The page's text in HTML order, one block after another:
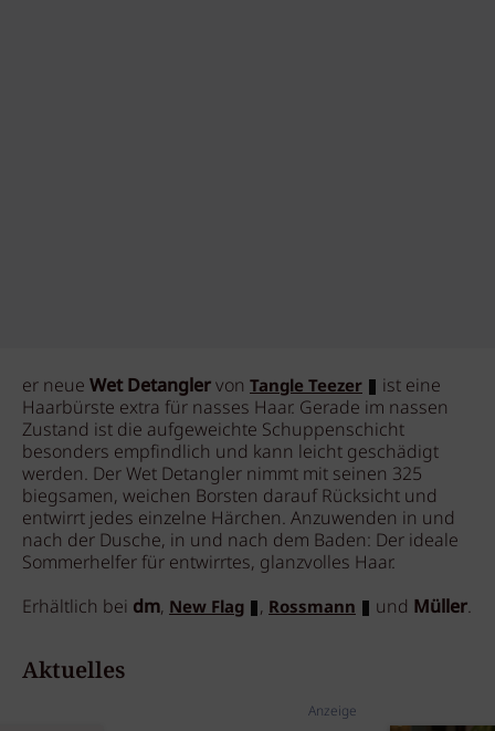
er neue Wet Detanglervon Tangle Teezer
ist eine
Haarbürste extra für nasses Haar. Gerade im nassen
Zustand ist die aufgeweichte Schuppenschicht
besonders empfindlich und kann leicht geschädigt
werden. Der Wet Detangler nimmt mit seinen 325
biegsamen, weichen Borsten darauf Rücksicht und
entwirrt jedes einzelne Härchen. Anzuwenden in und
nach der Dusche, in und nach dem Baden: Der ideale
Sommerhelfer für entwirrtes, glanzvolles Haar.
Erhältlich bei dm, New Flag , Rossmann und Müller.
Aktuelles
Anzeige